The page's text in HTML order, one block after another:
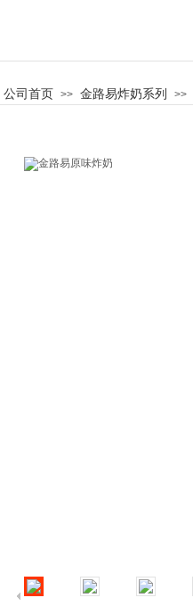
公司首页 >> 金路易炸奶系列 >>